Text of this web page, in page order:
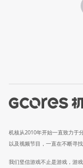
机核从2010年开始一直致力于
以及视频节目，一直在不断寻
我们坚信游戏不止是游戏，游